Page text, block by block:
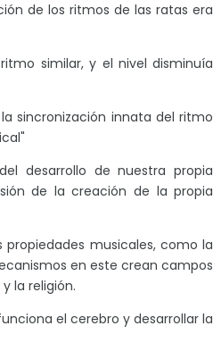
de los ritmos de las ratas era
similar, y el nivel disminuía
sincronización innata del ritmo
desarrollo de nuestra propia
de la creación de la propia
musicales, como la
en este crean campos
la religión.
el cerebro y desarrollar la